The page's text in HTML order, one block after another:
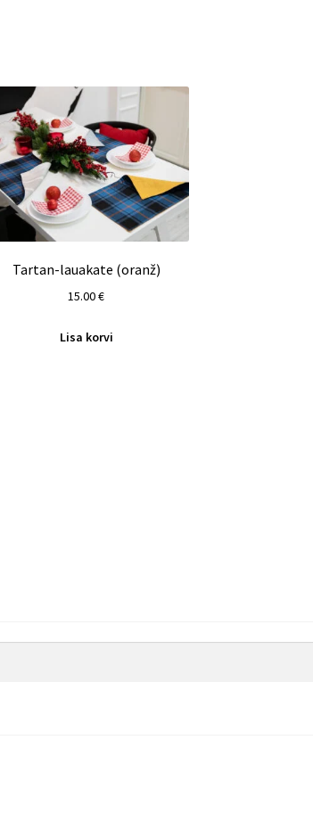
Tartan-lauakate (oranž)
15.00€
Lisa korvi